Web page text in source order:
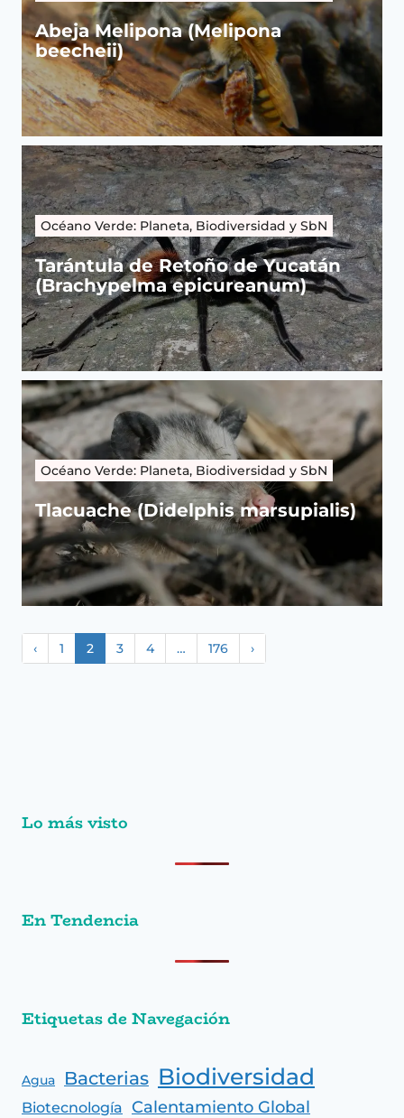
Abeja Melipona (Melipona
beecheii)
Océano Verde: Planeta, Biodiversidad y SbN
Tarántula de Retoño de Yucatán
(Brachypelma epicureanum)
Océano Verde: Planeta, Biodiversidad y SbN
Tlacuache (Didelphis marsupialis)
‹ 1 2 3 4 … 176 ›
Lo más visto
En Tendencia
Etiquetas de Navegación
Agua Bacterias Biodiversidad
Biotecnología Calentamiento Global